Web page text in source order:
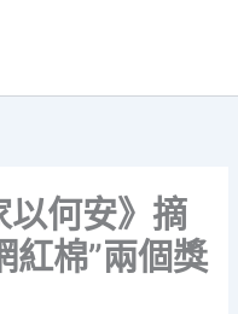
以何安》摘
紅棉”兩個獎